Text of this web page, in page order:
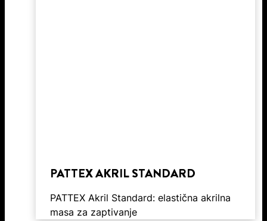
PATTEX AKRIL STANDARD
PATTEX Akril Standard: elastična akrilna
masa za zaptivanje